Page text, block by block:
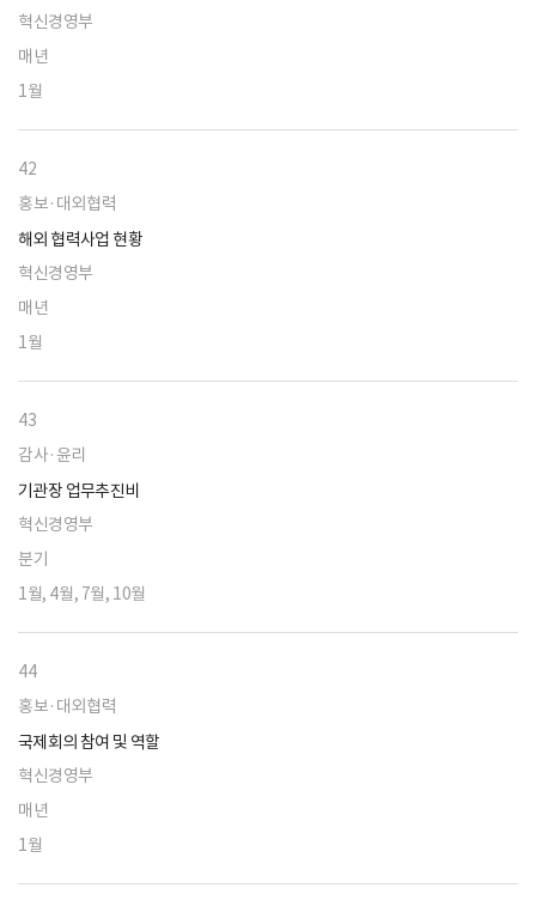
혁신경영부
매년
1월
42
홍보·대외협력
해외 협력사업 현황
혁신경영부
매년
1월
43
감사·윤리
기관장 업무추진비
혁신경영부
분기
1월, 4월, 7월, 10월
44
홍보·대외협력
국제회의 참여 및 역할
혁신경영부
매년
1월